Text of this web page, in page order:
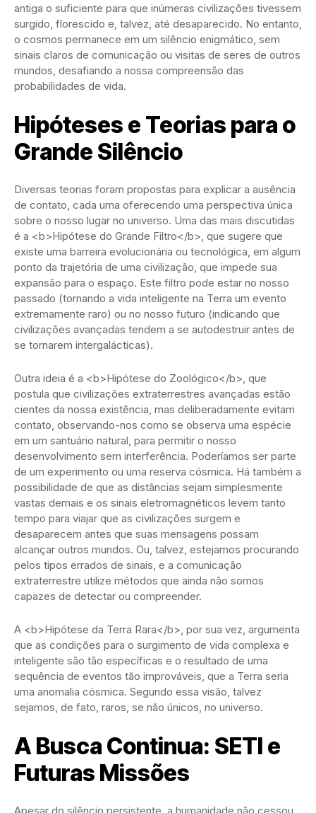
antiga o suficiente para que inúmeras civilizações tivessem
surgido, florescido e, talvez, até desaparecido. No entanto,
o cosmos permanece em um silêncio enigmático, sem
sinais claros de comunicação ou visitas de seres de outros
mundos, desafiando a nossa compreensão das
probabilidades de vida.
Hipóteses e Teorias para o
Grande Silêncio
Diversas teorias foram propostas para explicar a ausência
de contato, cada uma oferecendo uma perspectiva única
sobre o nosso lugar no universo. Uma das mais discutidas
é a <b>Hipótese do Grande Filtro</b>, que sugere que
existe uma barreira evolucionária ou tecnológica, em algum
ponto da trajetória de uma civilização, que impede sua
expansão para o espaço. Este filtro pode estar no nosso
passado (tornando a vida inteligente na Terra um evento
extremamente raro) ou no nosso futuro (indicando que
civilizações avançadas tendem a se autodestruir antes de
se tornarem intergalácticas).
Outra ideia é a <b>Hipótese do Zoológico</b>, que
postula que civilizações extraterrestres avançadas estão
cientes da nossa existência, mas deliberadamente evitam
contato, observando-nos como se observa uma espécie
em um santuário natural, para permitir o nosso
desenvolvimento sem interferência. Poderíamos ser parte
de um experimento ou uma reserva cósmica. Há também a
possibilidade de que as distâncias sejam simplesmente
vastas demais e os sinais eletromagnéticos levem tanto
tempo para viajar que as civilizações surgem e
desaparecem antes que suas mensagens possam
alcançar outros mundos. Ou, talvez, estejamos procurando
pelos tipos errados de sinais, e a comunicação
extraterrestre utilize métodos que ainda não somos
capazes de detectar ou compreender.
A <b>Hipótese da Terra Rara</b>, por sua vez, argumenta
que as condições para o surgimento de vida complexa e
inteligente são tão específicas e o resultado de uma
sequência de eventos tão improváveis, que a Terra seria
uma anomalia cósmica. Segundo essa visão, talvez
sejamos, de fato, raros, se não únicos, no universo.
A Busca Continua: SETI e
Futuras Missões
Apesar do silêncio persistente, a humanidade não cessou